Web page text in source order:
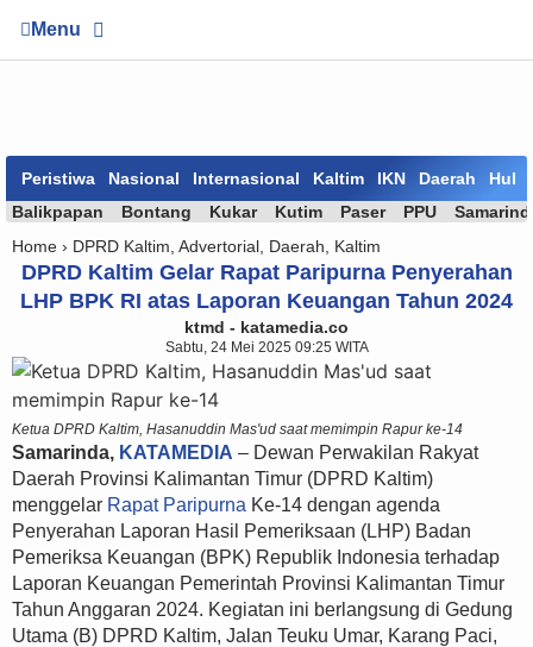
Menu
Peristiwa Nasional Internasional Kaltim IKN Daerah
Balikpapan
Bontang Kukar Kutim Paser PPU
Home › DPRD Kaltim Advertorial Daerah Kaltim
DPRD Kaltim Gelar Rapat Paripurna Penyerahan
LHP BPK RI atas Laporan Keuangan Tahun 2024
ktmd - katamedia.co
Sabtu, 24 Mei 2025 09:25 WITA
Ketua DPRD Kaltim, Hasanuddin Mas'ud saat memimpin Rapur ke-14
Samarinda, KATAMEDIA – Dewan Perwakilan Rakyat
Daerah Provinsi Kalimantan Timur (DPRD Kaltim)
menggelar Rapat Paripurna Ke-14 dengan agenda
Penyerahan Laporan Hasil Pemeriksaan (LHP) Badan
Pemeriksa Keuangan (BPK) Republik Indonesia terhadap
Laporan Keuangan Pemerintah Provinsi Kalimantan Timur
Tahun Anggaran 2024. Kegiatan ini berlangsung di Gedung
Utama (B) DPRD Kaltim, Jalan Teuku Umar, Karang Paci,